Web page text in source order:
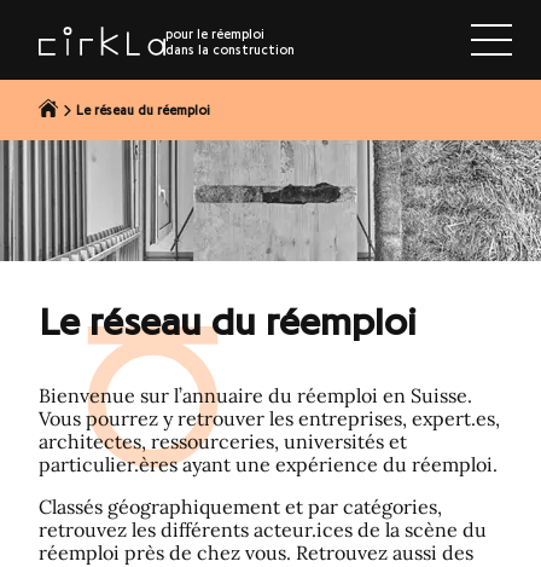
contenu
pour le réemploi
dans la construction
Le réseau du réemploi
Le réseau du réemploi
Bienvenue sur l’annuaire du réemploi en Suisse.
Vous pourrez y retrouver les entreprises, expert.es,
architectes, ressourceries, universités et
particulier.ères ayant une expérience du réemploi.
Classés géographiquement et par catégories,
retrouvez les différents acteur.ices de la scène du
réemploi près de chez vous. Retrouvez aussi des